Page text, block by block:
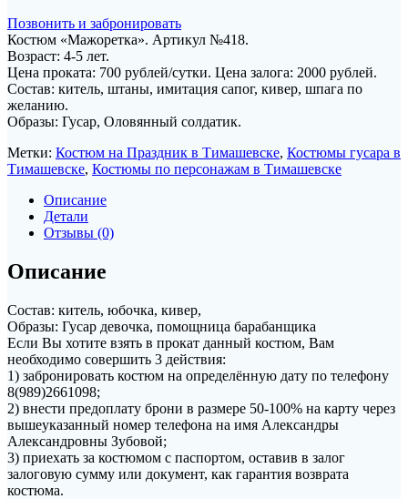
Позвонить и забронировать
Костюм «Мажоретка». Артикул №418.
Возраст: 4-5 лет.
Цена проката: 700 рублей/сутки. Цена залога: 2000 рублей.
Состав: китель, штаны, имитация сапог, кивер, шпага по
желанию.
Образы: Гусар, Оловянный солдатик.
Метки: Костюм на Праздник в Тимашевске, Костюмы гусара в
Тимашевске, Костюмы по персонажам в Тимашевске
Описание
Детали
Отзывы (0)
Описание
Состав: китель, юбочка, кивер,
Образы: Гусар девочка, помощница барабанщика
Если Вы хотите взять в прокат данный костюм, Вам
необходимо совершить 3 действия:
1) забронировать костюм на определённую дату по телефону
8(989)2661098;
2) внести предоплату брони в размере 50-100% на карту через
вышеуказанный номер телефона на имя Александры
Александровны Зубовой;
3) приехать за костюмом с паспортом, оставив в залог
залоговую сумму или документ, как гарантия возврата
костюма.